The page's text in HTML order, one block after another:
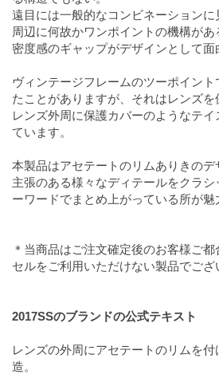
遠目には一般的なコンビネーション
周辺に何故かワンポイントの機構があ
密度感のギャップがデザインとして面
ヴィンテージフレームのツーポイン
たことがありますが、それはレンズを
レンズ外周に保護カバーのようなテ
ています。
本製品はアセテートのリムありきのデ
主張のある様々なディテールをクラ
ーワードでまとめ上がっている所が魅
＊当商品はご注文確定後のお客様ご
セルをご利用いただけない製品でござ
2017SSのブランドの公式テキスト
レンズの外周にアセテートのリムを
造。